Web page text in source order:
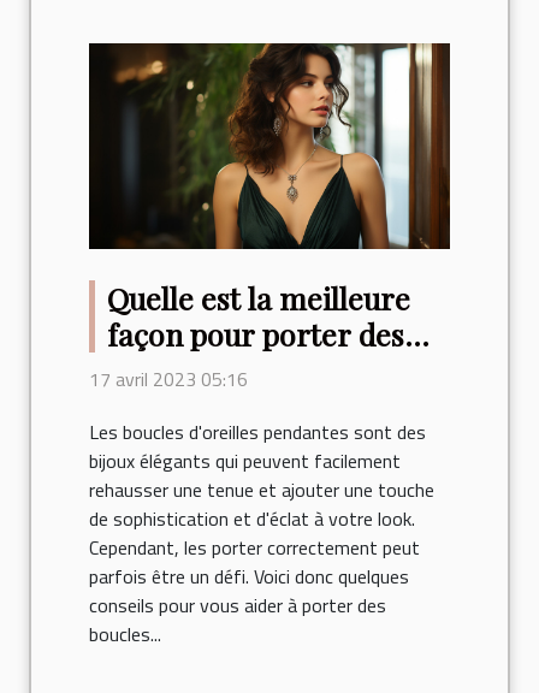
Quelle est la meilleure
façon pour porter des
boucles d’oreilles
17 avril 2023 05:16
Les boucles d'oreilles pendantes sont des
bijoux élégants qui peuvent facilement
rehausser une tenue et ajouter une touche
de sophistication et d'éclat à votre look.
Cependant, les porter correctement peut
parfois être un défi. Voici donc quelques
conseils pour vous aider à porter des
boucles...